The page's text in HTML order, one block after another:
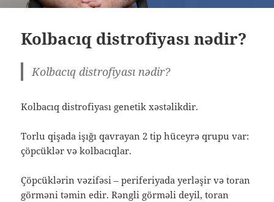
Kolbacıq distrofiyası nədir?
Kolbacıq distrofiyası nədir?
Kolbacıq distrofiyası genetik xəstəlikdir.
Torlu qişada işığı qavrayan 2 tip hüceyrə qrupu var:
çöpcüklər və kolbacıqlar.
Çöpcüklərin vəzifəsi – periferiyada yerləşir və toran
görməni təmin edir. Rəngli görməli deyil, toran